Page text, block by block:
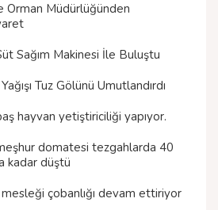
Orman Müdürlüğünden
Sağım Makinesi İle Buluştu
Tuz Gölünü Umutlandırdı
hayvan yetiştiriciliği yapıyor.
domatesi tezgahlarda 40
kadar düştü
mesleği çobanlığı devam ettiriyor